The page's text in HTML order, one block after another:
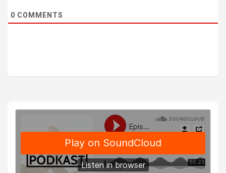
0 COMMENTS